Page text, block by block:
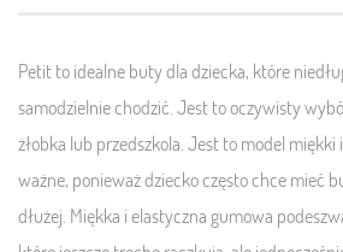
Petit to idealne buty dla dziecka, które
samodzielnie chodzić. Jest to oczywisty
żłobka lub przedszkola. Jest to model miękki
ważne, ponieważ dziecko często chce mieć
dłużej. Miękka i elastyczna gumowa